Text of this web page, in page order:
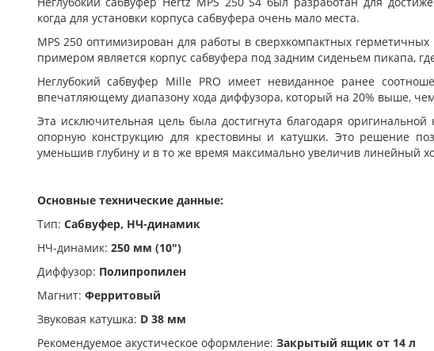
когда для установки корпуса сабвуфера очень мало места.
MPS 250 оптимизирован для работы в сверхкомпактных
примером является корпус сабвуфера под задним сиденьем пикапа,
Неглубокий сабвуфер Mille PRO имеет невиданное ранее
впечатляющему диапазону хода диффузора, который на 20% выше,
Эта исключительная цель была достигнута благодаря
опорную конструкцию для крестовины и катушки. Это решение
уменьшив глубину и в то же время максимально увеличив линейный
Основные технические данные:
Тип: Сабвуфер, НЧ-динамик
НЧ-динамик: 250 мм (10")
Диффузор: Полипропилен
Магнит: Ферритовый
Звуковая катушка: D 38 мм
Рекомендуемое акустическое оформление: Закрытый ящик от 14 л